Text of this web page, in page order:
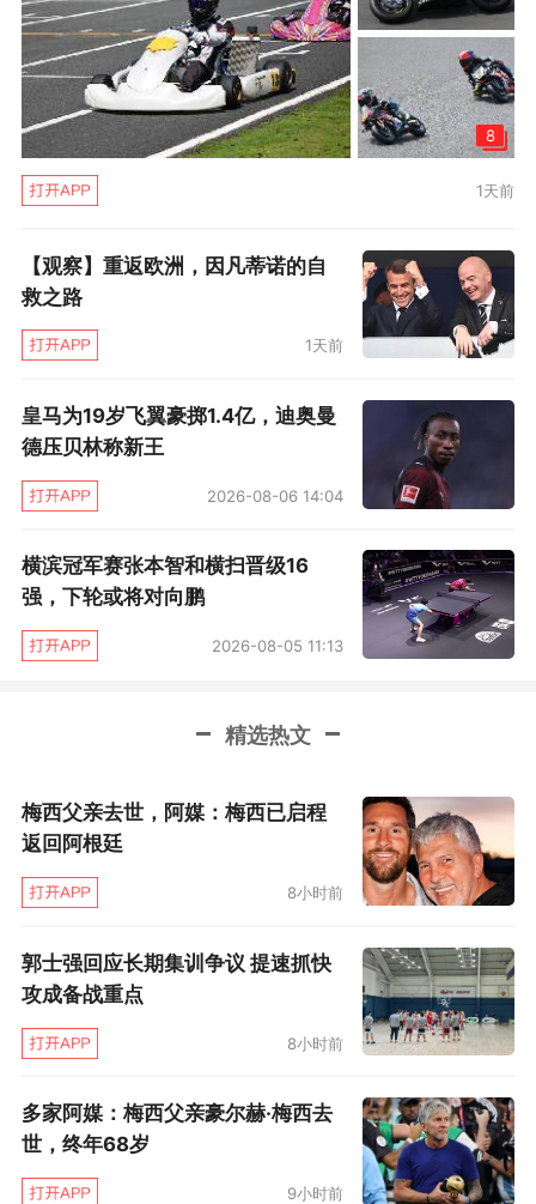
同时，除了擅长准备周密的比赛计划，阿莫林也
展示出了自己的组队能力。在上赛季夺冠之前，
里斯本竞技遇到过缺乏射手的问题，但俱乐部也
没有财力引进重要中锋。阿莫林自己使用了一个
软件去寻找，把自己心仪的前锋特点作为参数输
典前锋哲凯赖什，此人是里斯本竞技上赛季重回
联赛冠军宝座的关键。现在哲凯赖什是整个葡超
最值钱的球员。
同时根据葡萄牙媒体的统计，阿莫林已经把里斯
本竞技从长期的“老三”变成了目前葡超第一豪
门，因为里斯本竞技的球员身价在阿莫林执教以
后都发生了飞涨，总身价超过了本菲卡和波尔图
两个竞争对手。这在过去是无法想象的事情。
阿莫林和很多葡萄牙教练一样，他们的着眼点是
华。阿莫林在注重细节等方面和穆里尼奥、若热·
面，彼此差异相当大。阿莫林的一个突出特点是
变通快、战术设计灵活度高。
差，但之后很快就适应了节奏越打越好，在哲凯
赖什加盟之前，里斯本竞技破门乏力，整个球队
的风格偏防守，哲凯赖什来了以后，射手有了，
穆里尼奥、热苏斯等葡萄牙主帅都容易和媒体发
生冲突，阿莫林相反。他的一个特点是有问必
8
1天前
【观察】重返欧洲，因凡蒂诺的自
救之路
1天前
皇马为19岁飞翼豪掷1.4亿，迪奥曼
德压贝林称新王
2026-08-06 14:04
横滨冠军赛张本智和横扫晋级16
强，下轮或将对向鹏
2026-08-05 11:13
精选热文
梅西父亲去世，阿媒：梅西已启程
返回阿根廷
8小时前
郭士强回应长期集训争议 提速抓快
攻成备战重点
8小时前
多家阿媒：梅西父亲豪尔赫·梅西去
世，终年68岁
9小时前